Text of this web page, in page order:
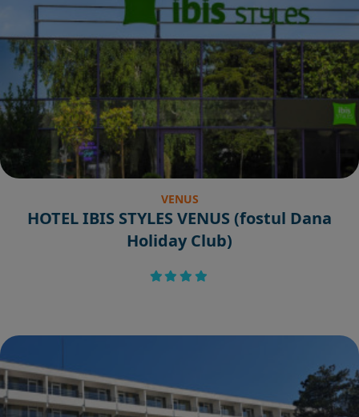
VENUS
HOTEL IBIS STYLES VENUS (fostul Dana
Holiday Club)